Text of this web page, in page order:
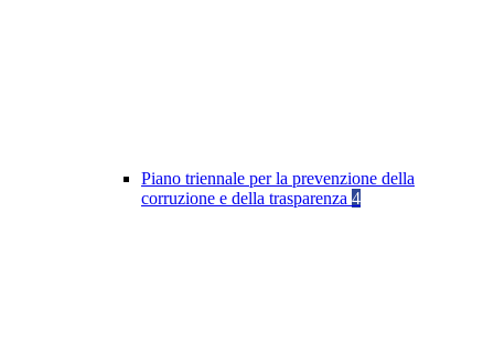
Piano triennale per la prevenzione della
corruzione e della trasparenza 4